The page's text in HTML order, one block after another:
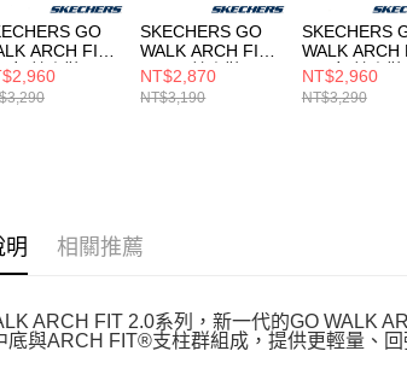
GO
ARCH FIT
女 健走鞋
SKECHERS GO
WALK ARCH FIT
2.0 男 健走鞋
216816GYBK
NT$2,870
NT$3,190
SKECHERS
WALK ARCH
2.0 女 健走鞋
125332LTPK
NT$2,960
NT$3,290
明 相關推薦
ARCH FIT 2.0系列，新一代的GO WALK
與ARCH FIT®支柱群組成，提供更輕量、